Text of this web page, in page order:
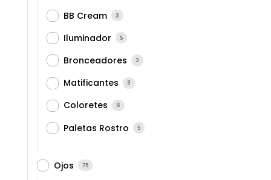
BB Cream 3
Iluminador 5
Bronceadores 3
Matificantes 3
Coloretes 6
Paletas Rostro 5
Ojos 75